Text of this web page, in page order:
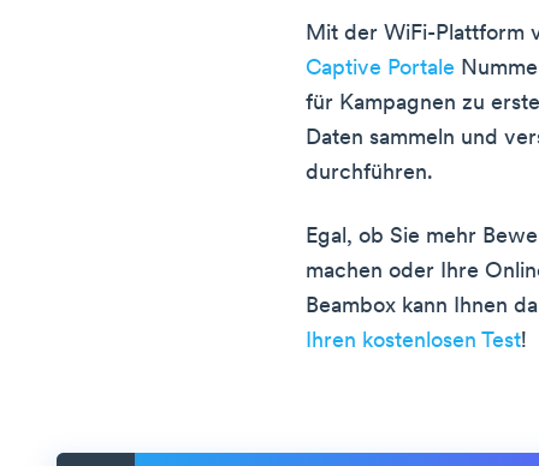
Mit der WiFi-Plattform
Captive Portale
für Kampagnen zu
Daten sammeln und
durchführen.
Egal, ob Sie mehr
machen oder Ihre
Beambox kann Ihnen
Ihren kostenlosen Test!